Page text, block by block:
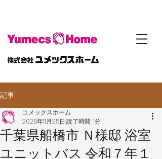
記事
千葉県船橋市 Ｎ様邸 浴室
ユニットバス 令和７年１
ユメックスホーム
2025年11月25日 読了時間: 1分